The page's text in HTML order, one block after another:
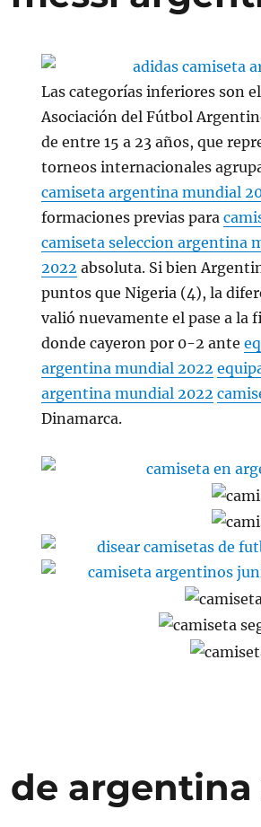
Las categorías inferiores son
Asociación del Fútbol
de entre 15 a 23 años, que
torneos internacionales
camiseta argentina mundial
formaciones previas para
camiseta seleccion argentina
2022 absoluta. Si bien
puntos que Nigeria (4), la
valió nuevamente el pase a la
donde cayeron por 0-2 ante
argentina mundial 2022
argentina mundial 2022
Dinamarca.
argentina